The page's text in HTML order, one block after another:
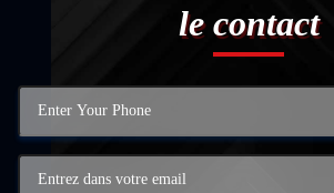
le contact